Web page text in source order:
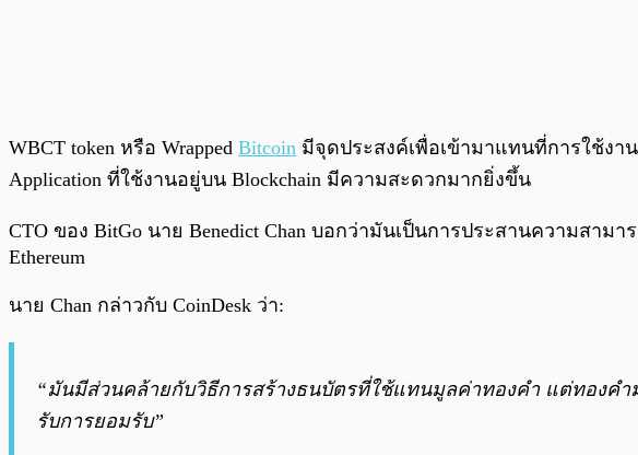
WBCT token หรือ Wrapped Bitcoin มีจุดประสงค์เพื่อเข้ามาแทนที่การใช้งา
Application ที่ใช้งานอยู่บน Blockchain มีความสะดวกมากยิ่งขึ้น
CTO ของ BitGo นาย Benedict Chan บอกว่ามันเป็นการประสานความสาม
Ethereum
นาย Chan กล่าวกับ CoinDesk ว่า:
“มันมีส่วนคล้ายกับวิธีการสร้างธนบัตรที่ใช้แทนมูลค่าทองคำ แต่ทองค
รับการยอมรับ”